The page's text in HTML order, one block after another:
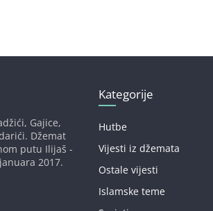
Gajice,
Džemat
putu Ilijaš -
2017.
Kategorije
Hutbe
Vijesti iz džemata
Ostale vijesti
Islamske teme